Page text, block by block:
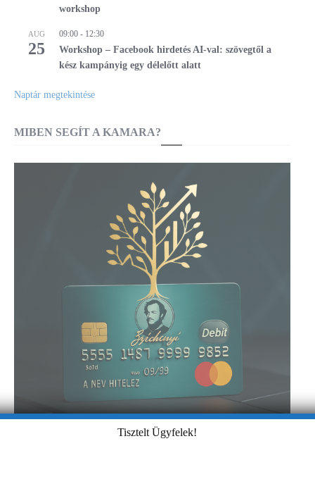
workshop
AUG
25
09:00 - 12:30
Workshop – Facebook hirdetés AI-val: szövegtől a
kész kampányig egy délelőtt alatt
Naptár megtekintése
MIBEN SEGÍT A KAMARA?
Tisztelt Ügyfelek!